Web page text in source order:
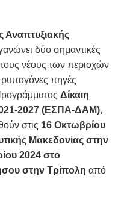
Αναπτυξιακής
δύο σημαντικές
νέους των περιοχών
πηγές
Δίκαιη
2027 (ΕΣΠΑ-ΔΑΜ),
στις 16 Οκτωβρίου
Μακεδονίας στην
2024 στο
στην Τρίπολη από